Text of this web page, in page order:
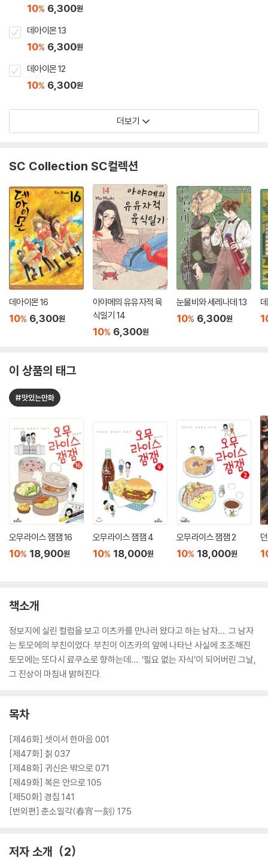
10% 6,300원
데아이몬 13
10% 6,300원
데아이몬 12
10% 6,300원
더보기
SC Collection SC컬렉션
데아이몬 16
10% 6,300원
아야메의 유유자적 육
식일기 14
10% 6,300원
눈물비와 세레나데 13
10% 6,300원
이 상품의 태그
#맛있는만화
오무라이스 잼잼 16
10% 18,900원
오무라이스 잼잼 4
10% 18,000원
오무라이스 잼잼 2
10% 18,000원
책소개
정보지에 실린 컬럼을 보고 이츠카를 만나러 왔다고 하는 남자…. 그 남자
는 토모에의 부친이었다. 부친이 이츠카의 앞에 나타난 사실에 초조해진
토모에는 또다시 료쿠쇼로 향하는데…. ‘필요 없는 자식’이 되어버린 그날,
그 진상이 마침내 밝혀진다.
목차
[제46화] 셋이서 한마음 001
[제47화] 칡 037
[제48화] 귀신은 밖으로 071
[제49화] 복은 안으로 105
[제50화] 경칩 141
[번외편] 춘소일각(春宵一刻) 175
저자 소개 2